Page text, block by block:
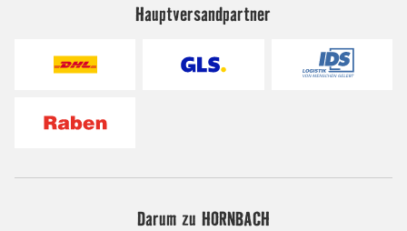
Hauptversandpartner
Darum zu HORNBACH